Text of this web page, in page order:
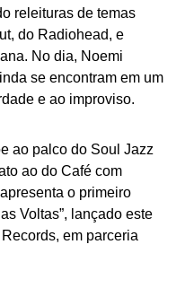
releituras de temas
do Radiohead, e
No dia, Noemi
se encontram em um
e ao improviso.
ao palco do Soul Jazz
ao do Café com
o primeiro
Voltas”, lançado este
em parceria